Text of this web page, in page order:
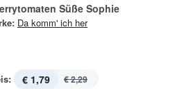
Süße Sophie
Da komm' ich her
€ 1,79 € 2,29